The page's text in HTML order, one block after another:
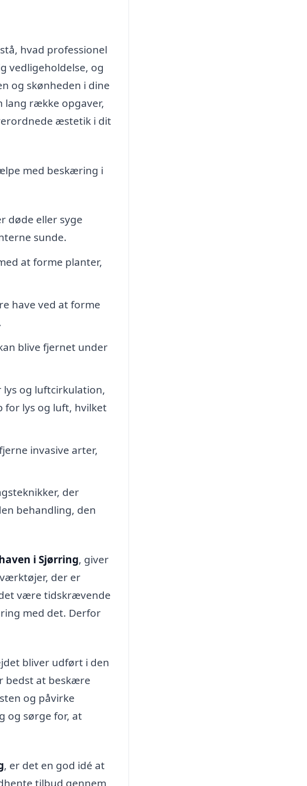
hvad professionel
vedligeholdelse, og
og skønheden i dine
lang række opgaver,
æstetik i dit
med beskæring i
døde eller syge
sunde.
at forme planter,
have ved at forme
blive fjernet under
og luftcirkulation,
for lys og luft, hvilket
invasive arter,
der
behandling, den
i Sjørring, giver
der er
være tidskrævende
med det. Derfor
bliver udført i den
bedst at beskære
og påvirke
og sørge for, at
, er det en god idé at
tilbud gennem